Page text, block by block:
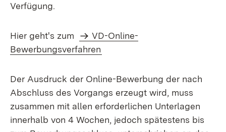
Verfügung.
Hier geht's zum
VD-Online-
Bewerbungsverfahren
Der Ausdruck der Online-Bewerbung der nach
Abschluss des Vorgangs erzeugt wird, muss
zusammen mit allen erforderlichen Unterlagen
innerhalb von 4 Wochen, jedoch spätestens bis